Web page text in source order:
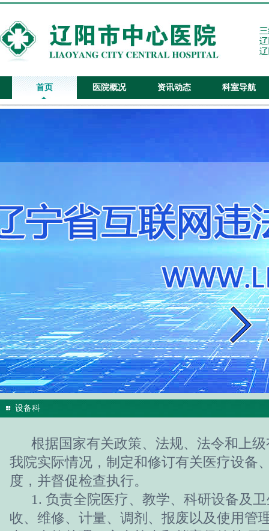
首页 医院概况 资讯动态 科室导航
设备科
根据国家有关政策、法规、法令和上级
我院实际情况，制定和修订有关医疗设备
度，并督促检查执行。
1. 负责全院医疗、教学、科研设备及卫
收、维修、计量、调剂、报废以及使用管